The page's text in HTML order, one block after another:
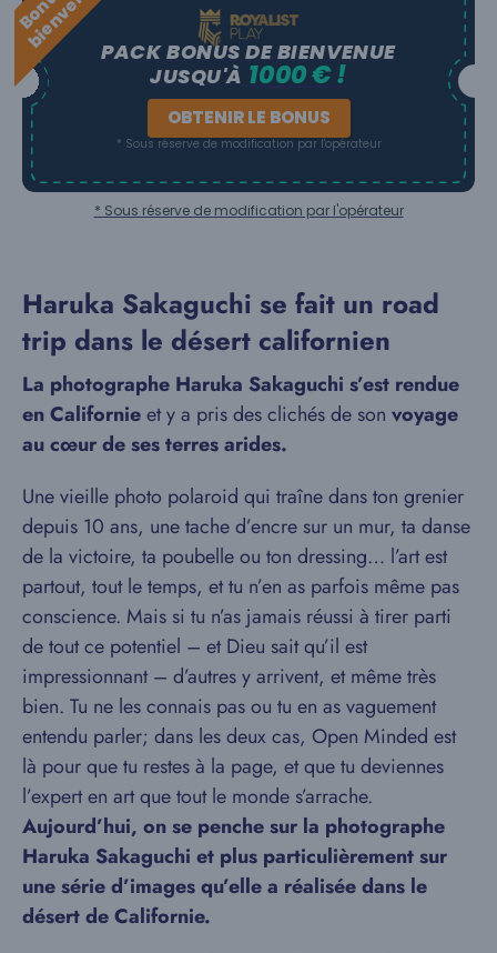
PACK BONUS DE BIENVENUE
JUSQU'À 1000 € !
OBTENIR LE BONUS
* Sous réserve de modification par l'opérateur
* Sous réserve de modification par l'opérateur
Haruka Sakaguchi se fait un road
trip dans le désert californien
La photographe Haruka Sakaguchi s’est rendue
en Californieet y a pris des clichés de son voyage
au cœur de ses terres arides.
Une vieille photo polaroid qui traîne dans ton grenier
depuis 10 ans, une tache d’encre sur un mur, ta danse
de la victoire, ta poubelle ou ton dressing… l’art est
partout, tout le temps, et tu n’en as parfois même pas
conscience. Mais si tu n’as jamais réussi à tirer parti
de tout ce potentiel – et Dieu sait qu’il est
impressionnant – d’autres y arrivent, et même très
bien. Tu ne les connais pas ou tu en as vaguement
entendu parler; dans les deux cas, Open Minded est
là pour que tu restes à la page, et que tu deviennes
l’expert en art que tout le monde s’arrache.
Aujourd’hui, on se penche sur la photographe
Haruka Sakaguchi et plus particulièrement sur
une série d’images qu’elle a réalisée dans le
désert de Californie.